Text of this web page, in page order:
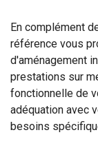
En complément
référence vous
d'aménagement
prestations sur
fonctionnelle de
adéquation avec
besoins